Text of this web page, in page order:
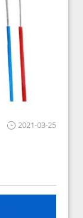
2021-03-25